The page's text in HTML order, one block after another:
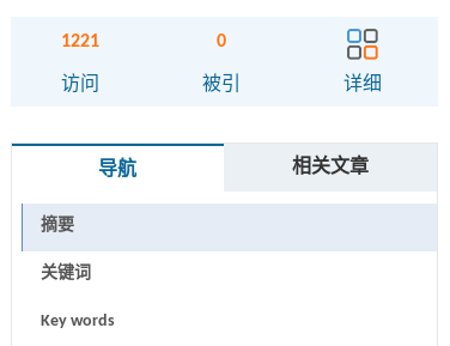
1221
访问
0
被引 详细
导航 相关文章
摘要
关键词
Key words